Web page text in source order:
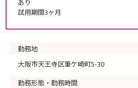
あり
試用期間3ヶ月
勤務地
大阪市天王寺区筆ケ崎町5-30
勤務形態・勤務時間